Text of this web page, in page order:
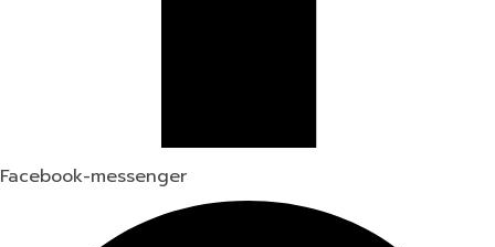
Facebook-messenger